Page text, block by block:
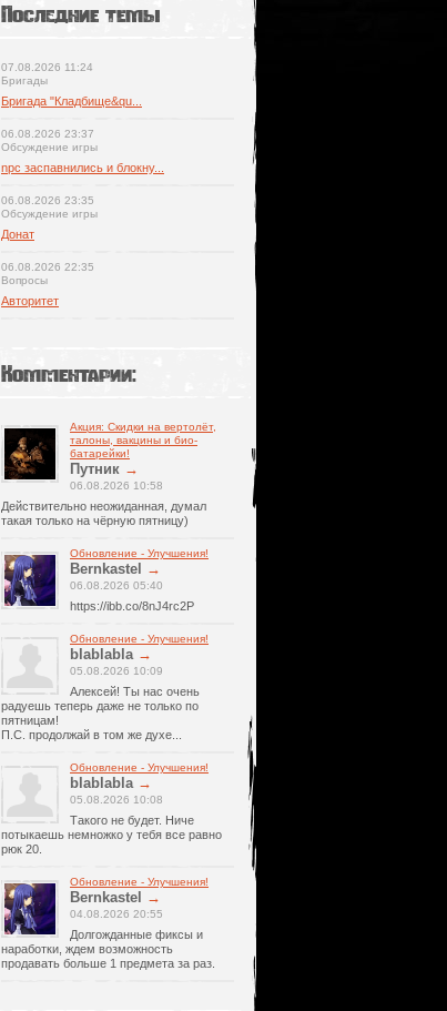
Последние темы
07.08.2026 11:24
Бригады
Бригада "Кладбище&qu...
06.08.2026 23:37
Обсуждение игры
npc заспавнились и блокну...
06.08.2026 23:35
Обсуждение игры
Донат
06.08.2026 22:35
Вопросы
Авторитет
Комментарии:
Акция: Скидки на вертолёт,
талоны, вакцины и био-
батарейки!
Путник →
06.08.2026 10:58
Действительно неожиданная, думал
такая только на чёрную пятницу)
Обновление - Улучшения!
Bernkastel →
06.08.2026 05:40
https://ibb.co/8nJ4rc2P
Обновление - Улучшения!
blablabla →
05.08.2026 10:09
Алексей! Ты нас очень
радуешь теперь даже не только по
пятницам!
П.С. продолжай в том же духе...
Обновление - Улучшения!
blablabla →
05.08.2026 10:08
Такого не будет. Ниче
потыкаешь немножко у тебя все равно
рюк 20.
Обновление - Улучшения!
Bernkastel →
04.08.2026 20:55
Долгожданные фиксы и
наработки, ждем возможность
продавать больше 1 предмета за раз.